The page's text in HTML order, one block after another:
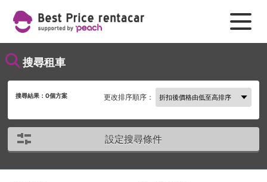
搜尋租車
搜尋結果：0個方案 更改排序順序：
設定搜尋條件